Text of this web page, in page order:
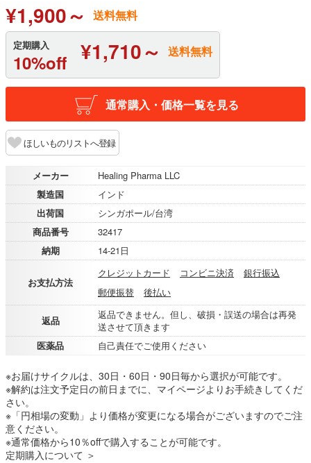
¥1,900～ 送料無料
定期購入
10%off ¥1,710～ 送料無料
通常購入・価格一覧を見る
ほしいものリストへ登録
メーカー
Healing Pharma LLC
製造国
インド
出荷国
シンガポール/台湾
商品番号
32417
納期
14-21日
お支払方法
クレジットカード コンビニ決済
銀行振込
郵便振替
後払い
返品
返品できません。但し、破損・誤送の場合は再発
送させて頂きます
医薬品
自己責任でご使用ください
※お届けサイクルは、30日・60日・90日毎から選択が可能です。
※解約は注文予定日の前日までに、マイページよりお手続きしてくだ
さい。
※「円相場の変動」より価格が変更になる場合がございますのでご注
意ください。
※通常価格から10％offで購入することが可能です。
定期購入について ＞